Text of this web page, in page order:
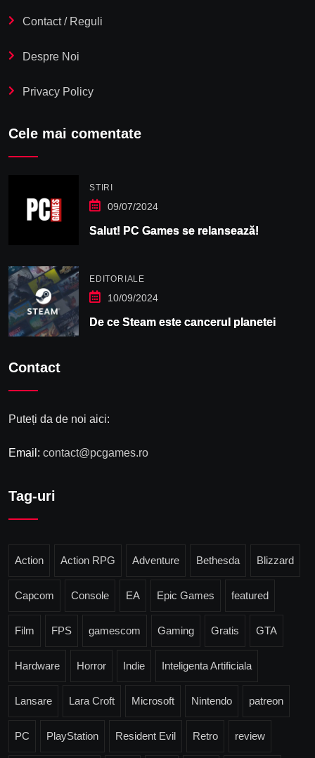
Contact / Reguli
Despre Noi
Privacy Policy
Cele mai comentate
STIRI
09/07/2024
Salut! PC Games se relansează!
EDITORIALE
10/09/2024
De ce Steam este cancerul planetei
Contact
Puteți da de noi aici:
Email: contact@pcgames.ro
Tag-uri
Action Action RPG Adventure Bethesda Blizzard
Capcom Console EA Epic Games featured
Film FPS gamescom Gaming Gratis GTA
Hardware Horror Indie Inteligenta Artificiala
Lansare Lara Croft Microsoft Nintendo patreon
PC PlayStation Resident Evil Retro review